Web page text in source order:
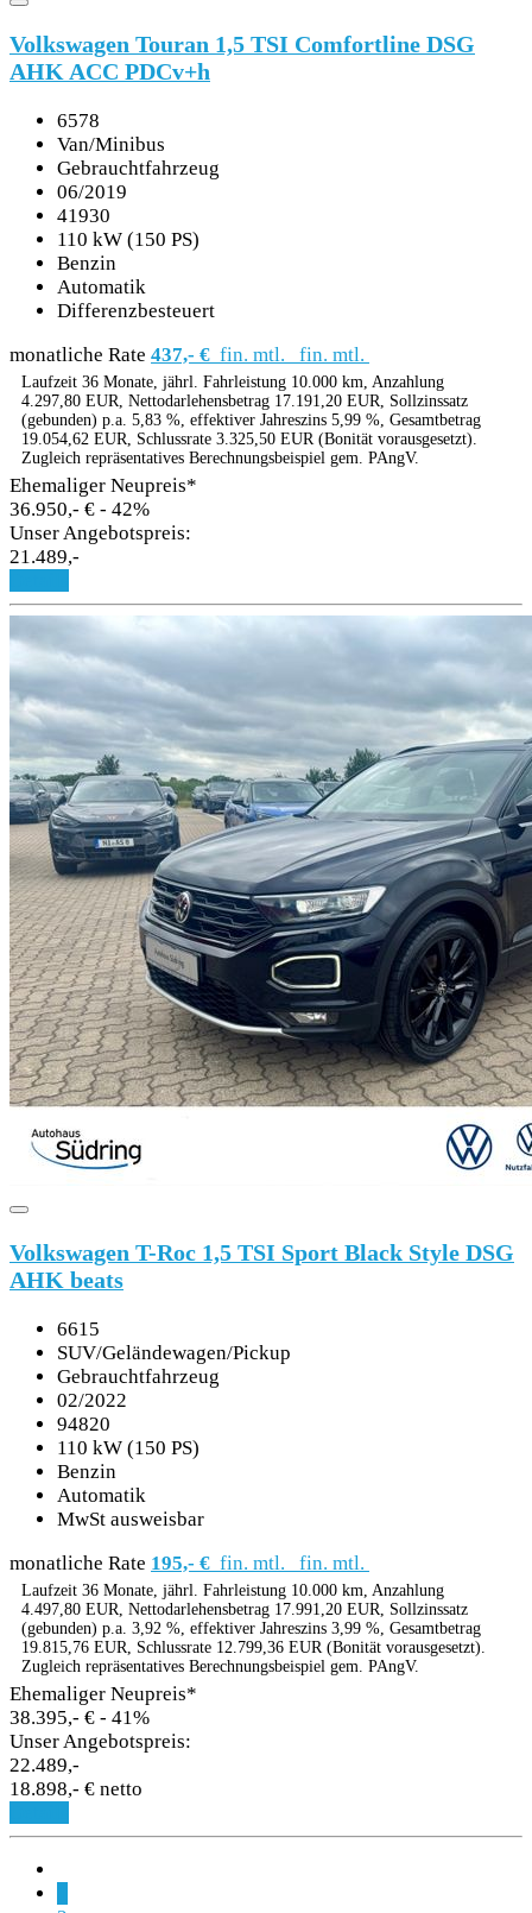
Volkswagen Touran 1,5 TSI Comfortline DSG
AHK ACC PDCv+h
6578
Van/Minibus
Gebrauchtfahrzeug
06/2019
41930
110 kW (150 PS)
Benzin
Automatik
Differenzbesteuert
monatliche Rate 437,- € fin. mtl. fin. mtl.
Laufzeit 36 Monate, jährl. Fahrleistung 10.000 km, Anzahlung
4.297,80 EUR, Nettodarlehensbetrag 17.191,20 EUR, Sollzinssatz
(gebunden) p.a. 5,83 %, effektiver Jahreszins 5,99 %, Gesamtbetrag
19.054,62 EUR, Schlussrate 3.325,50 EUR (Bonität vorausgesetzt).
Zugleich repräsentatives Berechnungsbeispiel gem. PAngV.
Ehemaliger Neupreis*
36.950,- € - 42%
Unser Angebotspreis:
21.489,-
Volkswagen T-Roc 1,5 TSI Sport Black Style DSG
AHK beats
6615
SUV/Geländewagen/Pickup
Gebrauchtfahrzeug
02/2022
94820
110 kW (150 PS)
Benzin
Automatik
MwSt ausweisbar
monatliche Rate 195,- € fin. mtl. fin. mtl.
Laufzeit 36 Monate, jährl. Fahrleistung 10.000 km, Anzahlung
4.497,80 EUR, Nettodarlehensbetrag 17.991,20 EUR, Sollzinssatz
(gebunden) p.a. 3,92 %, effektiver Jahreszins 3,99 %, Gesamtbetrag
19.815,76 EUR, Schlussrate 12.799,36 EUR (Bonität vorausgesetzt).
Zugleich repräsentatives Berechnungsbeispiel gem. PAngV.
Ehemaliger Neupreis*
38.395,- € - 41%
Unser Angebotspreis:
22.489,-
18.898,- € netto